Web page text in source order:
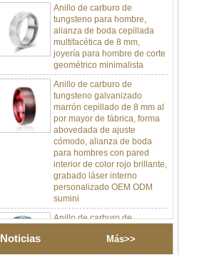
tungsteno para hombre,
alianza de boda cepillada
multifacética de 8 mm,
joyería para hombre de corte
geométrico minimalista
Anillo de carburo de
tungsteno galvanizado
marrón cepillado de 8 mm al
por mayor de fábrica, forma
abovedada de ajuste
cómodo, alianza de boda
para hombres con pared
interior de color rojo brillante,
grabado láser interno
personalizado OEM ODM
sumini
Anillo de carburo de
tungsteno de plata pulida de
8 mm al por mayor de
fábrica, incrustación central
Noticias Más>>